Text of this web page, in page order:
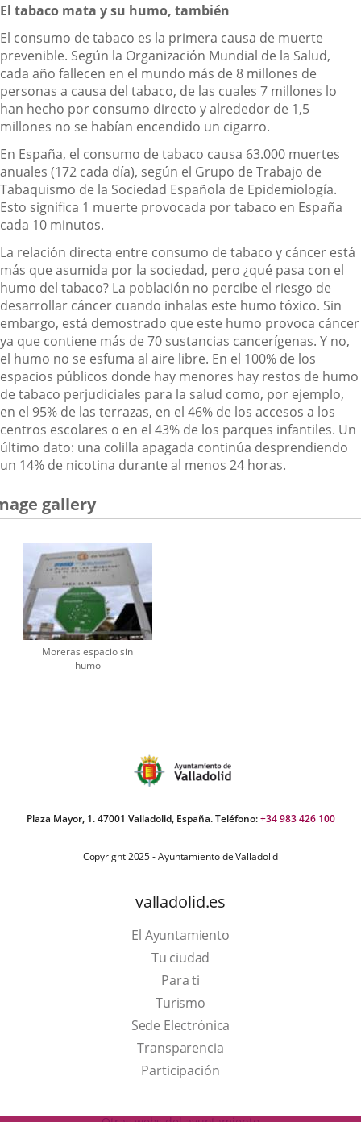
El tabaco mata y su humo, también
El consumo de tabaco es la primera causa de muerte
prevenible. Según la Organización Mundial de la Salud,
cada año fallecen en el mundo más de 8 millones de
personas a causa del tabaco, de las cuales 7 millones lo
han hecho por consumo directo y alrededor de 1,5
millones no se habían encendido un cigarro.
En España, el consumo de tabaco causa 63.000 muertes
anuales (172 cada día), según el Grupo de Trabajo de
Tabaquismo de la Sociedad Española de Epidemiología.
Esto significa 1 muerte provocada por tabaco en España
cada 10 minutos.
La relación directa entre consumo de tabaco y cáncer está
más que asumida por la sociedad, pero ¿qué pasa con el
humo del tabaco? La población no percibe el riesgo de
desarrollar cáncer cuando inhalas este humo tóxico. Sin
embargo, está demostrado que este humo provoca cáncer
ya que contiene más de 70 sustancias cancerígenas. Y no,
el humo no se esfuma al aire libre. En el 100% de los
espacios públicos donde hay menores hay restos de humo
de tabaco perjudiciales para la salud como, por ejemplo,
en el 95% de las terrazas, en el 46% de los accesos a los
centros escolares o en el 43% de los parques infantiles. Un
último dato: una colilla apagada continúa desprendiendo
un 14% de nicotina durante al menos 24 horas.
gallery
Moreras espacio sin
humo
Plaza Mayor, 1. 47001 Valladolid, España. Teléfono:+34 983 426 100
Copyright 2025 - Ayuntamiento de Valladolid
valladolid.es
El Ayuntamiento
Tu ciudad
Para ti
TurismoThis
link
will
open
a
Sede Electrónica
Transparencia
Participación